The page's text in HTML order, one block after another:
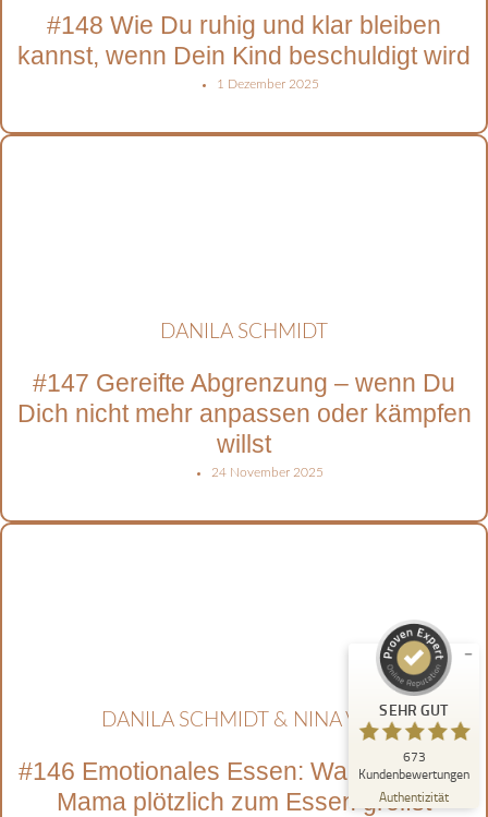
#148 Wie Du ruhig und klar bleiben
kannst, wenn Dein Kind beschuldigt wird
1 Dezember 2025
DANILA SCHMIDT
#147 Gereifte Abgrenzung – wenn Du
Dich nicht mehr anpassen oder kämpfen
willst
24 November 2025
DANILA SCHMIDT & NINA VEIT
#146 Emotionales Essen: Warum Du als
Mama plötzlich zum Essen greifst
SEHR GUT
673
Kundenbewertungen
Authentizität
Kundenbewertungen und Erfahrungen zu
Empfehlungen auf
ProvenExpert.com
Bewertungen auf ProvenExpert.com
Blick aufs ProvenExpert-Profil werfen
20.07.2026